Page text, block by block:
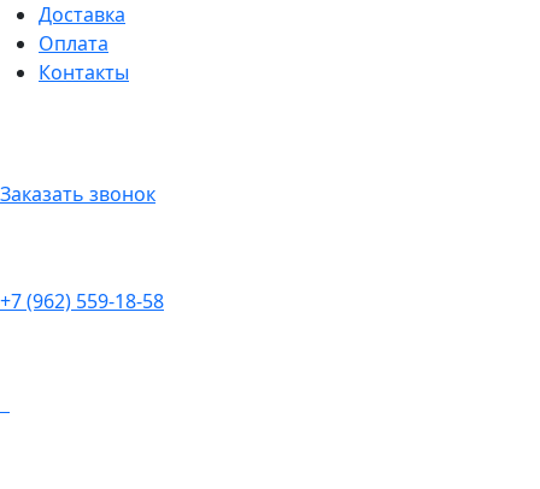
Доставка
Оплата
Контакты
Заказать звонок
+7 (962) 559-18-58